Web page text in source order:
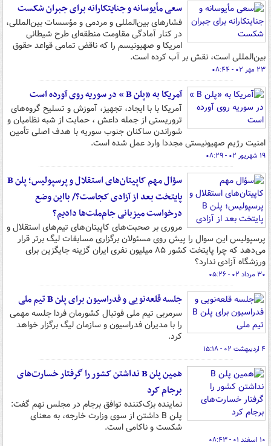
سعی مأیوسانه و جنایتکارانه برای جبران شکست
فشارهای بین‌المللی و مردمی و مؤسسات بین‌المللی،
در کنار آمادگی مقاومت منطقه‌ای طرح شیطانی
امریکا و صهیونیسم را که ناقض تمامی قواعد حقوق
بین‌المللی است، نقش بر آب کرده است.
۲۳ مهر ۰۲ - ۰۸:۴۴
آمریکا به «پلن B » در سوریه روی آورده است
آمریکا با با ایجاد، تجهیز، آموزش و تسلیح گروه‌های
تروریستی از جمله داعش ، حمایت از شبه نظامیان و
شوراندن ساکنان جنوب سوریه با هدف اصلی تأمین
امنیت رژیم صهیونیستی مجددا وارد عمل شده است.
۱۹ شهریور ۰۲ - ۰۸:۲۹
سؤال مهم کاپیتان‌های استقلال و پرسپولیس؛ پلن B
پایتخت بعد از آزادی کجاست؟/ بااین وضع
درخواست میزبانی جام‌ملت‌ها دادیم؟
مروری بر صحبت‌های کاپیتان‌های تیم‌های استقلال و
پرسپولیس این سوال را پیش روی مسئولان برگزاری مسابقات لیگ برتر قرار
می‌دهد که چرا پایتخت کشور ۸۵ میلیون نفری ایران گزینه جایگزین برای
ورزشگاه آزادی ندارد؟
۳۰ مرداد ۰۲ - ۰۵:۲۶
جلسه قلعه‌نویی و فدراسیون برای پلن ‌B تیم ملی
سرمربی تیم ملی فوتبال کشورمان فردا جلسه مهمی
را با مدیران فدراسیون و سازمان لیگ برگزار خواهد
کرد.
۴ اردیبهشت ۰۲ - ۱۵:۱۸
همین پلن B نداشتن کشور را گرفتار خسارت‌های
برجام کرد
نماینده بزک‌کننده توافق برجام در مجلس نهم گفت:
پلن B داشتن از سوی وزارت خارجه، به معنای
شکست و ناکامی است.
۱۰ اسفند ۰۱ - ۰۸:۴۳